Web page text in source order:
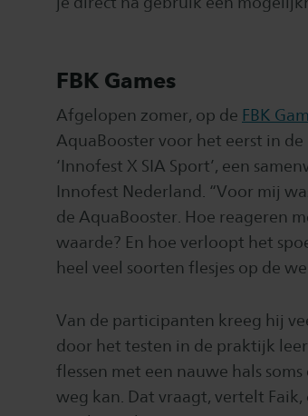
FBK Games
Afgelopen zomer, op de FBK
AquaBooster voor het eerst in
‘Innofest X SIA Sport’, een
Innofest Nederland. “Voor mij
de AquaBooster. Hoe reageren
waarde? En hoe verloopt het
heel veel soorten flesjes op de
Van de participanten kreeg hij
door het testen in de praktijk
flessen met een nauwe hals
weg kan. Dat vraagt, vertelt